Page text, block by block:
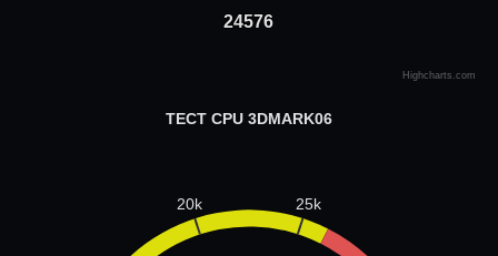
24576
24576
Highcharts.com
ТЕСТ CPU 3DMARK06
20k 25k